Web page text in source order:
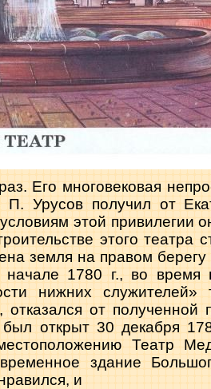
Его много­вековая
П. Урусов получил от
этой привилегии
этого театра
земля на правом
1780 г., во время
нижних служи­телей»
от полученной
открыт 30 декабря
Театр
здание
и